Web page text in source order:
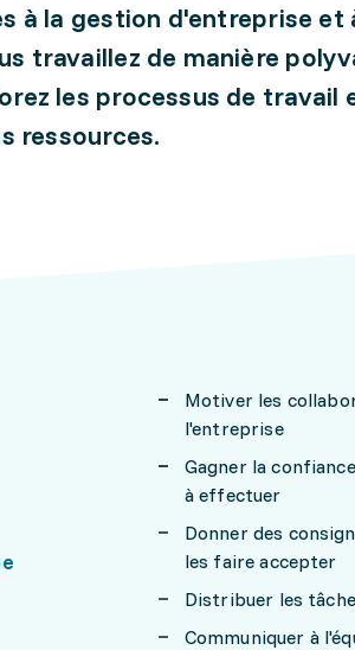
à la gestion d'entreprise et
travaillez de manière
les processus de travail
ressources.
Motiver les
l'entreprise
Gagner la
à effectuer
Donner des
les faire accepter
Distribuer les
Communiquer à